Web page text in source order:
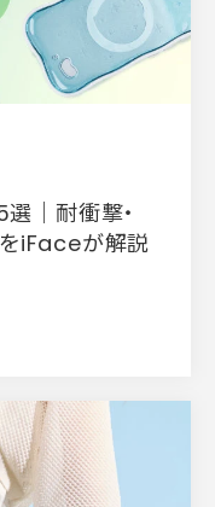
｜耐衝撃・
iFaceが解説